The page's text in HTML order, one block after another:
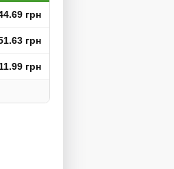
грн
грн
11.99 грн